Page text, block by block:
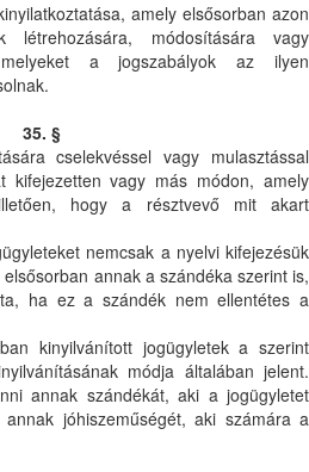
amely elsősorban azon
létrehozására, módosítására vagy
melyeket a jogszabályok az ilyen
35. §
cselekvéssel vagy mulasztással
kifejezetten vagy más módon, amely
hogy a résztvevő mit akart
nemcsak a nyelvi kifejezésük
annak a szándéka szerint is,
ha ez a szándék nem ellentétes a
kinyilvánított jogügyletek a szerint
módja általában jelent.
annak szándékát, aki a jogügyletet
jóhiszeműségét, aki számára a